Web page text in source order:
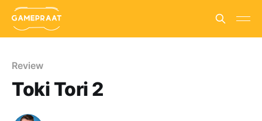
Review
Toki Tori 2